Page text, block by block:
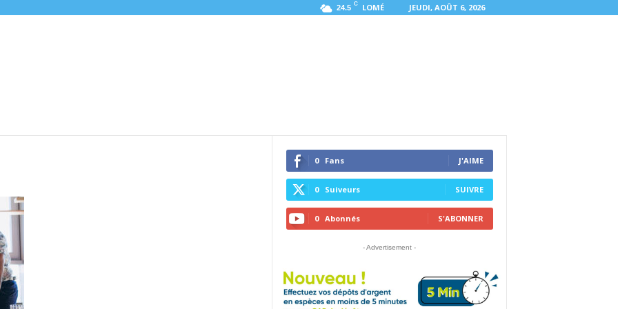
24.5 C LOMÉ JEUDI, AOÛT 6, 2026
0 Fans J'AIME
0 Suiveurs SUIVRE
0 Abonnés S'ABONNER
- Advertisement -